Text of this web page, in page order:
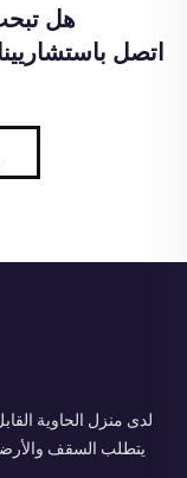
هل
اتصل
يتطلب السقف